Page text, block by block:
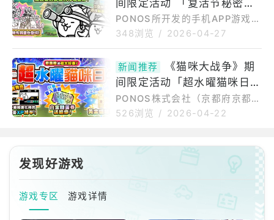
酒馆」，推出联名限定套
0起举办期间限定纪念活动第2
弹。1亿1111万下载纪念活动期间
预定2026年5月11日（一）11:0
0～6月1日（一）10:59活动内容
间内升级和进化角色所需要的经
验值变为平常的1/2。活动期间预
定：2026年5
间限定活动 「复活节秘密好
吃惊！」开跑
PONOS所开发的手机APP游戏
《猫咪大战争》现已开始举办期
文。「复活节秘密好吃惊！」活
动期间预定：2026年4月27日
（一）11:00～5月11日（一）1
0:59【以下内容为厂商提供资料
原文】复活节限定稀有转蛋登
定转蛋「复活节嘉年华」登场！
把握机会把期间限定角色拿到手
吧！复活节限定关卡登场！游戏
348浏览 / 2026-04-27
新闻推荐
《猫咪大战争》期
间限定活动「超水曜猫咪日」
开跑
PONOS株式会社（京都府京都
市）所开发的手机APP游戏《猫
系列全新内容。「超水曜猫咪
日」活动期间预定：2026年4月
22日（三）00:00～23:59超水
活动内容：登入游戏就可获得白
金转蛋券、稀有券以及首领旗升
526浏览 / 2026-04-22
发现好游戏
游戏专区 游戏详情